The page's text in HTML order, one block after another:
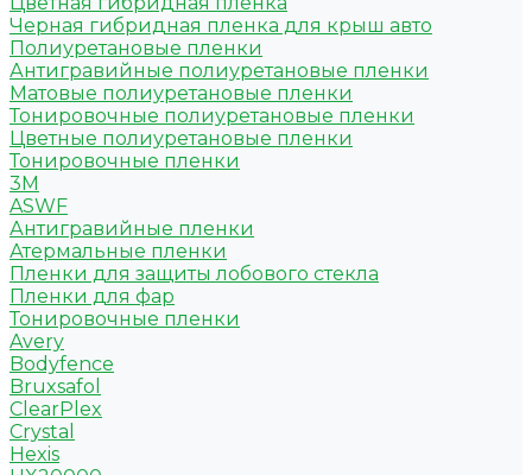
Черная гибридная пленка для крыш авто
Полиуретановые пленки
Антигравийные полиуретановые пленки
Матовые полиуретановые пленки
Тонировочные полиуретановые пленки
Цветные полиуретановые пленки
Тонировочные пленки
3M
ASWF
Антигравийные пленки
Атермальные пленки
Пленки для защиты лобового стекла
Пленки для фар
Тонировочные пленки
Avery
Bodyfence
Bruxsafol
ClearPlex
Crystal
Hexis